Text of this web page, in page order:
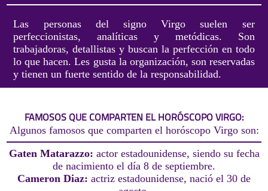
Las personas del signo Virgo suelen ser
perfeccionistas, analíticas y metódicas. Son
trabajadoras, detallistas y buscan la perfección en todo
lo que hacen. Les gusta la organización, son reservadas
y tienen un fuerte sentido de la responsabilidad.
FAMOSOS QUE COMPARTEN EL HORÓSCOPO VIRGO:
Algunos famosos que comparten el horóscopo Virgo son:
Gaten Matarazzo: actor estadounidense, siendo su fecha
de nacimiento el día 8 de septiembre.
Cameron Diaz: actriz estadounidense, nació el 30 de